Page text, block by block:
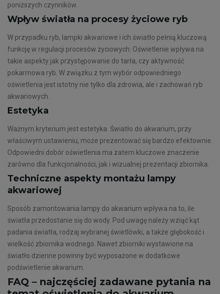
poniższych czynników.
Wpływ światła na procesy życiowe ryb
W przypadku ryb, lampki akwariowe i ich światło pełnią kluczową
funkcję w regulacji procesów życiowych. Oświetlenie wpływa na
takie aspekty jak przystępowanie do tarła, czy aktywność
pokarmowa ryb. W związku z tym wybór odpowiedniego
oświetlenia jest istotny nie tylko dla zdrowia, ale i zachowań ryb
akwariowych.
Estetyka
Ważnym kryterium jest estetyka. Światło do akwarium, przy
właściwym ustawieniu, może prezentować się bardzo efektownie.
Odpowiedni dobór oświetlenia ma zatem kluczowe znaczenie
zarówno dla funkcjonalności, jak i wizualnej prezentacji zbiornika.
Techniczne aspekty montażu lampy
akwariowej
Sposób zamontowania lampy do akwarium wpływa na to, ile
światła przedostanie się do wody. Pod uwagę należy wziąć kąt
padania światła, rodzaj wybranej świetlówki, a także głębokość i
wielkość zbiornika wodnego. Nawet zbiorniki wystawione na
światło dzienne powinny być wyposażone w dodatkowe
podświetlenie akwarium.
FAQ – najczęściej zadawane pytania na